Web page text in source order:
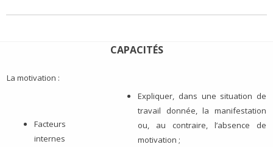
La motivation :
Facteurs
internes
CAPACITÉS
Expliquer, dans une situation de
travail donnée, la manifestation
ou, au contraire, l’absence de
motivation ;